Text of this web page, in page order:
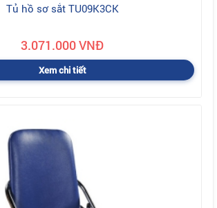
Tủ hồ sơ sắt TU09K3CK
3.071.000 VNĐ
Xem chi tiết